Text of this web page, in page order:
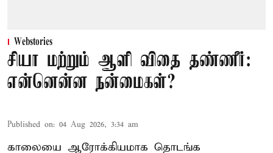
Webstories
சியா மற்றும் ஆளி விதை தண்ணீர்:
என்னென்ன நன்மைகள்?
Published on: 04 Aug 2026, 3:34 am
காலையை ஆரோக்கியமாக தொடங்க